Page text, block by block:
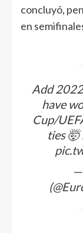
concluyó,
en
Add
have
Cup/
ties 🤯
—